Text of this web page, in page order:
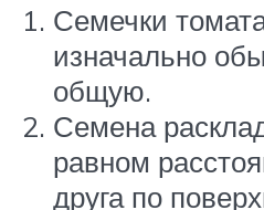
Семечки
изначально
общую.
Семена
равном
друга по